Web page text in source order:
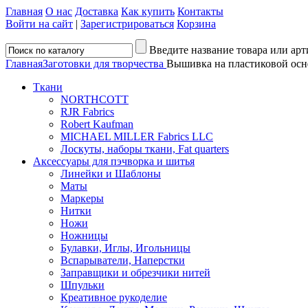
Главная О нас Доставка Как купить Контакты
Войти на сайт | Зарегистрироваться Корзина
Введите название товара или
ГлавнаяЗаготовки для творчества Вышивка на пластиковой
Ткани
NORTHCOTT
RJR Fabrics
Robert Kaufman
MICHAEL MILLER Fabrics LLC
Лоскуты, наборы ткани, Fat quarters
Аксессуары для пэчворка и шитья
Линейки и Шаблоны
Маты
Маркеры
Нитки
Ножи
Ножницы
Булавки, Иглы, Игольницы
Вспарыватели, Наперстки
Заправщики и обрезчики нитей
Шпульки
Креативное рукоделие